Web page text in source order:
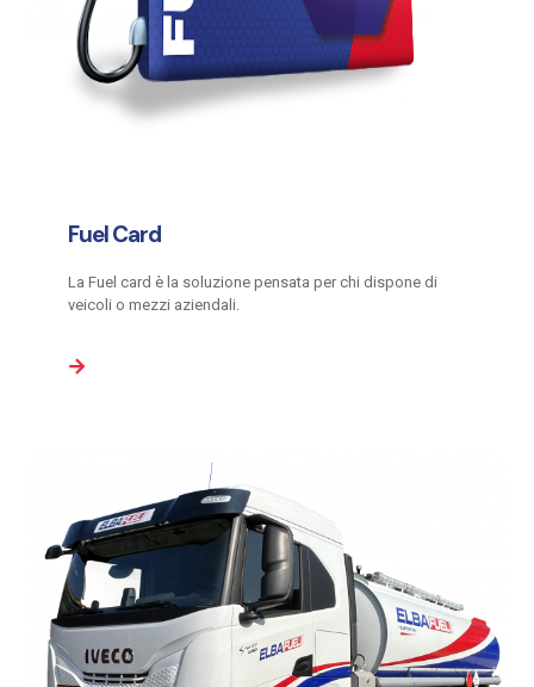
Fuel Card
La Fuel card è la soluzione pensata per chi dispone di
veicoli o mezzi aziendali.